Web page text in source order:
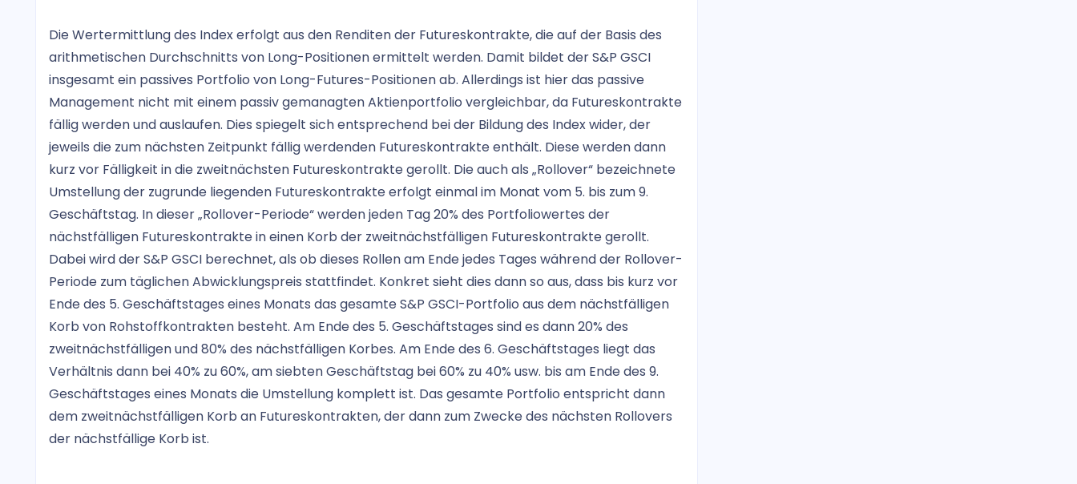
Die Wertermittlung des Index erfolgt aus den Renditen der Futureskontrakte, die auf der Basis des
arithmetischen Durchschnitts von Long-Positionen ermittelt werden. Damit bildet der S&P GSCI
insgesamt ein passives Portfolio von Long-Futures-Positionen ab. Allerdings ist hier das passive
Management nicht mit einem passiv gemanagten Aktienportfolio vergleichbar, da Futureskontrakte
fällig werden und auslaufen. Dies spiegelt sich entsprechend bei der Bildung des Index wider, der
jeweils die zum nächsten Zeitpunkt fällig werdenden Futureskontrakte enthält. Diese werden dann
kurz vor Fälligkeit in die zweitnächsten Futureskontrakte gerollt. Die auch als „Rollover“ bezeichnete
Umstellung der zugrunde liegenden Futureskontrakte erfolgt einmal im Monat vom 5. bis zum 9.
Geschäftstag. In dieser „Rollover-Periode“ werden jeden Tag 20% des Portfoliowertes der
nächstfälligen Futureskontrakte in einen Korb der zweitnächstfälligen Futureskontrakte gerollt.
Dabei wird der S&P GSCI berechnet, als ob dieses Rollen am Ende jedes Tages während der Rollover-
Periode zum täglichen Abwicklungspreis stattfindet. Konkret sieht dies dann so aus, dass bis kurz vor
Ende des 5. Geschäftstages eines Monats das gesamte S&P GSCI-Portfolio aus dem nächstfälligen
Korb von Rohstoffkontrakten besteht. Am Ende des 5. Geschäftstages sind es dann 20% des
zweitnächstfälligen und 80% des nächstfälligen Korbes. Am Ende des 6. Geschäftstages liegt das
Verhältnis dann bei 40% zu 60%, am siebten Geschäftstag bei 60% zu 40% usw. bis am Ende des 9.
Geschäftstages eines Monats die Umstellung komplett ist. Das gesamte Portfolio entspricht dann
dem zweitnächstfälligen Korb an Futureskontrakten, der dann zum Zwecke des nächsten Rollovers
der nächstfällige Korb ist.